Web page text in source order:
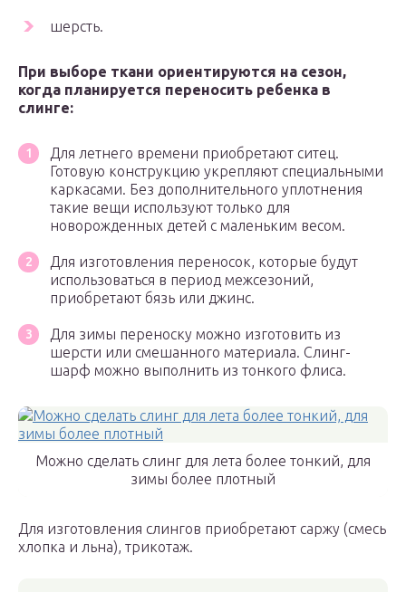
шерсть.
При выборе ткани ориентируются на сезон,
когда планируется переносить ребенка в
слинге:
Для летнего времени приобретают ситец.
Готовую конструкцию укрепляют специальными
каркасами. Без дополнительного уплотнения
такие вещи используют только для
новорожденных детей с маленьким весом.
Для изготовления переносок, которые будут
использоваться в период межсезоний,
приобретают бязь или джинс.
Для зимы переноску можно изготовить из
шерсти или смешанного материала. Слинг-
шарф можно выполнить из тонкого флиса.
Можно сделать слинг для лета более тонкий, для
зимы более плотный
Для изготовления слингов приобретают саржу (смесь
хлопка и льна), трикотаж.